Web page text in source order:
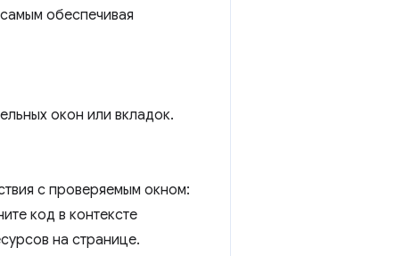
обеспечивая
окон или вкладок.
с проверяемым окном:
код в контексте
на странице.